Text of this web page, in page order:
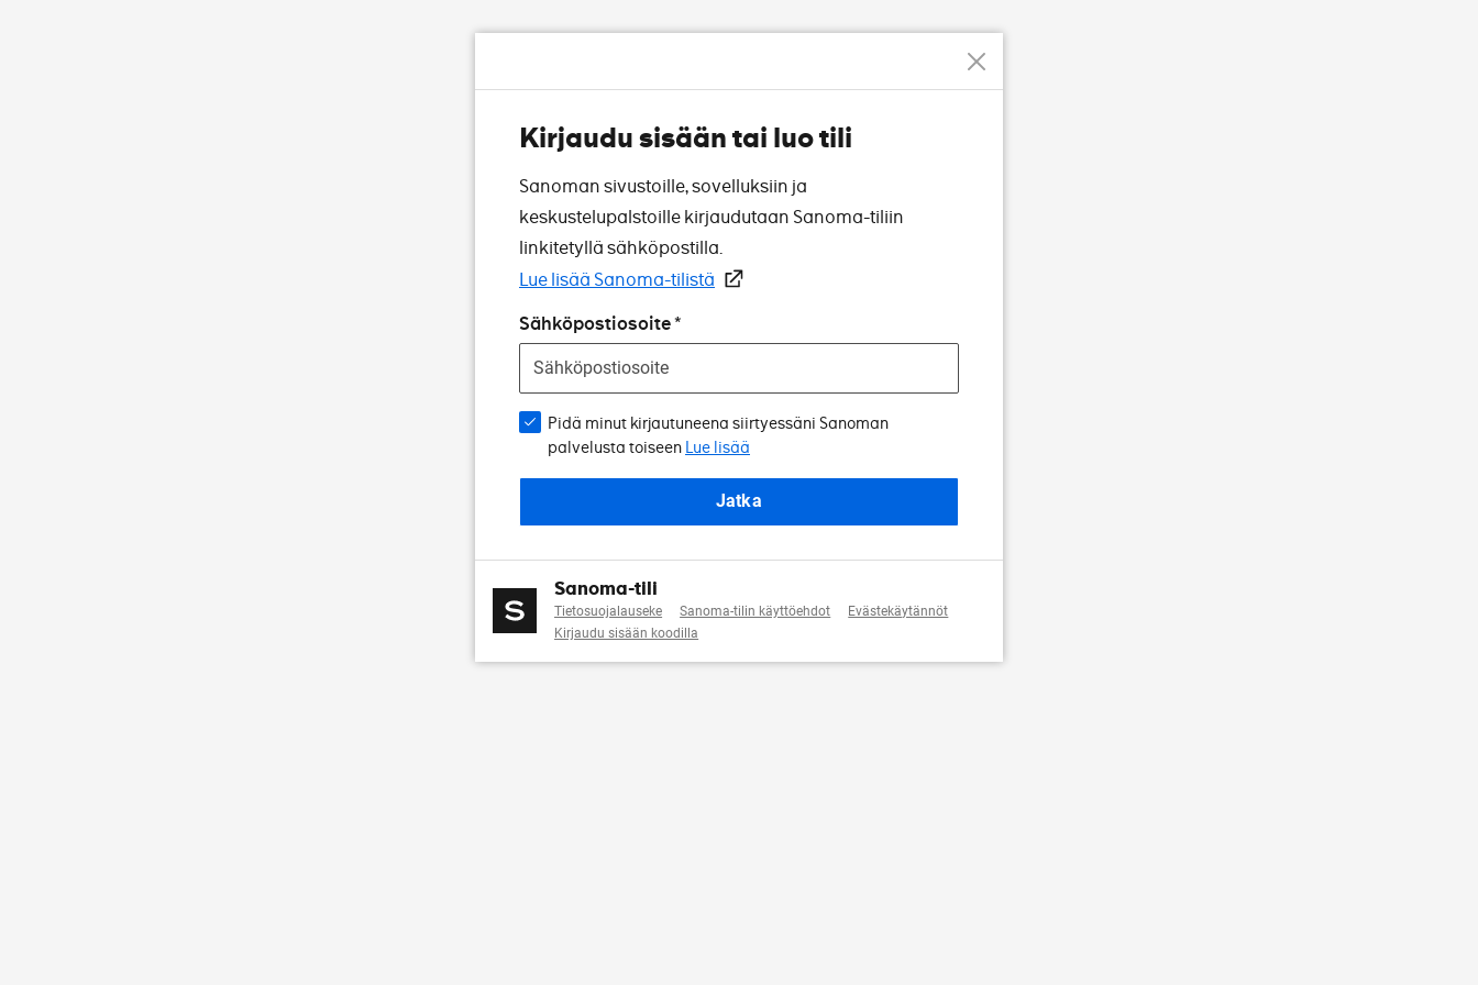
Kirjaudu sisään tai luo tili
Sanoman sivustoille, sovelluksiin ja
keskustelupalstoille kirjaudutaan Sanoma-tiliin
linkitetyllä sähköpostilla.
Lue lisää Sanoma-tilistä
Sähköpostiosoite
Pidä minut kirjautuneena siirtyessäni Sanoman
palvelusta toiseen Lue lisää
Jatka
Sanoma-tili
Tietosuojalauseke Sanoma-tilin käyttöehdot
Evästekäytännöt
Kirjaudu sisään koodilla